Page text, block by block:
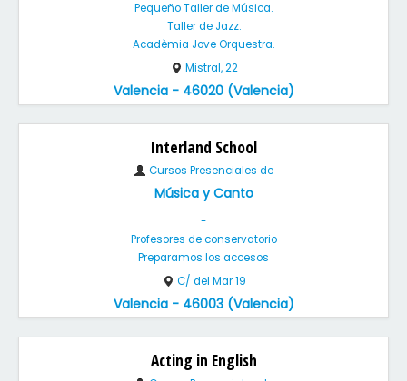
Pequeño Taller de Música.
Taller de Jazz.
Acadèmia Jove Orquestra.
Mistral, 22
Valencia - 46020 (Valencia)
Interland School
Cursos Presenciales de
Música y Canto
-
Profesores de conservatorio
Preparamos los accesos
C/ del Mar 19
Valencia - 46003 (Valencia)
Acting in English